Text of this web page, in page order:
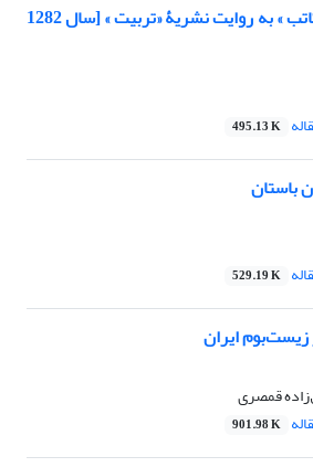
«ترتیب کار مدارس و مکاتب » به روایت نشریۀ «تربیت » [سال 1282
495.13 K
باستان
529.19 K
ایران
قمصری
901.98 K